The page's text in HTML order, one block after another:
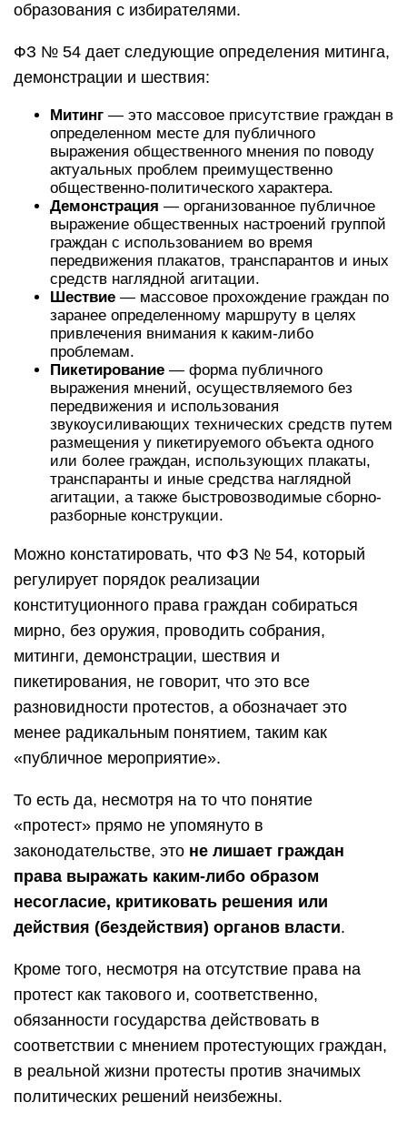
образования с избирателями.
ФЗ № 54 дает следующие определения митинга,
демонстрации и шествия:
Митинг — это массовое присутствие граждан в
определенном месте для публичного
выражения общественного мнения по поводу
актуальных проблем преимущественно
общественно-политического характера.
Демонстрация — организованное публичное
выражение общественных настроений группой
граждан с использованием во время
передвижения плакатов, транспарантов и иных
средств наглядной агитации.
Шествие — массовое прохождение граждан по
заранее определенному маршруту в целях
привлечения внимания к каким-либо
проблемам.
Пикетирование — форма публичного
выражения мнений, осуществляемого без
передвижения и использования
звукоусиливающих технических средств путем
размещения у пикетируемого объекта одного
или более граждан, использующих плакаты,
транспаранты и иные средства наглядной
агитации, а также быстровозводимые сборно-
разборные конструкции.
Можно констатировать, что ФЗ № 54, который
регулирует порядок реализации
конституционного права граждан собираться
мирно, без оружия, проводить собрания,
митинги, демонстрации, шествия и
пикетирования, не говорит, что это все
разновидности протестов, а обозначает это
менее радикальным понятием, таким как
«публичное мероприятие».
То есть да, несмотря на то что понятие
«протест» прямо не упомянуто в
законодательстве, это не лишает граждан
права выражать каким-либо образом
несогласие, критиковать решения или
действия (бездействия) органов власти.
Кроме того, несмотря на отсутствие права на
протест как такового и, соответственно,
обязанности государства действовать в
соответствии с мнением протестующих граждан,
в реальной жизни протесты против значимых
политических решений неизбежны.